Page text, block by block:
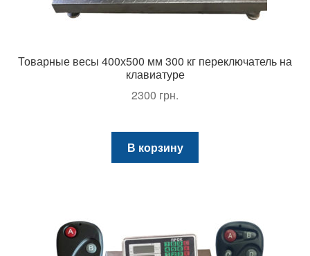
Товарные весы 400х500 мм 300 кг переключатель на
клавиатуре
2300 грн.
В корзину